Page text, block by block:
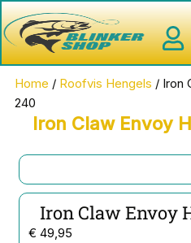
Ga
naar
de
inhoud
Home / Roofvis Hengels / Iron
240
Iron Claw Envoy
Iron Claw Envoy
€ 49,95